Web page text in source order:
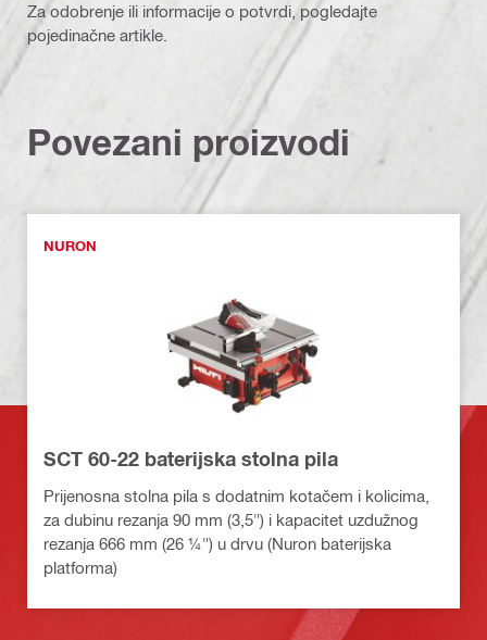
Za odobrenje ili informacije o potvrdi, pogledajte
pojedinačne artikle.
Povezani proizvodi
NURON
SCT 60-22 baterijska stolna pila
Prijenosna stolna pila s dodatnim kotačem i kolicima,
za dubinu rezanja 90 mm (3,5") i kapacitet uzdužnog
rezanja 666 mm (26 ¼") u drvu (Nuron baterijska
platforma)